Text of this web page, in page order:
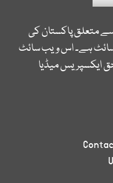
متعلق پاکستان کی
ہے۔ اس ویب سائٹ
ایکسپریس میڈیا